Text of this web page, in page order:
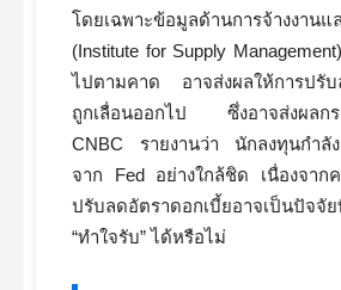
โดยเฉพาะข้อมูลด้านการจ้างง
(Institute for Supply
ไปตามคาด อาจส่งผลให้การปรับ
ถูกเลื่อนออกไป ซึ่งอาจส่งผลก
CNBC รายงานว่า นักลงทุนกำ
จาก Fed อย่างใกล้ชิด เนื่องจาก
ปรับลดอัตราดอกเบี้ยอาจเป็นปัจจั
“ทำใจรับ” ได้หรือไม่